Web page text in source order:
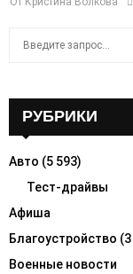
o
РУБРИКИ
Авто (5 593)
Тест-драйвы
Афиша
Благоустройство
Военные новости